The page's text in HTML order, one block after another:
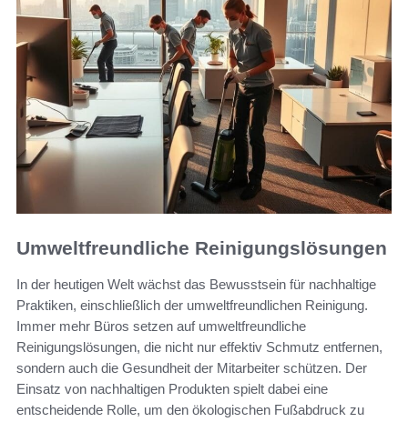
Umweltfreundliche Reinigungslösungen
In der heutigen Welt wächst das Bewusstsein für nachhaltige
Praktiken, einschließlich der umweltfreundlichen Reinigung.
Immer mehr Büros setzen auf umweltfreundliche
Reinigungslösungen, die nicht nur effektiv Schmutz entfernen,
sondern auch die Gesundheit der Mitarbeiter schützen. Der
Einsatz von nachhaltigen Produkten spielt dabei eine
entscheidende Rolle, um den ökologischen Fußabdruck zu